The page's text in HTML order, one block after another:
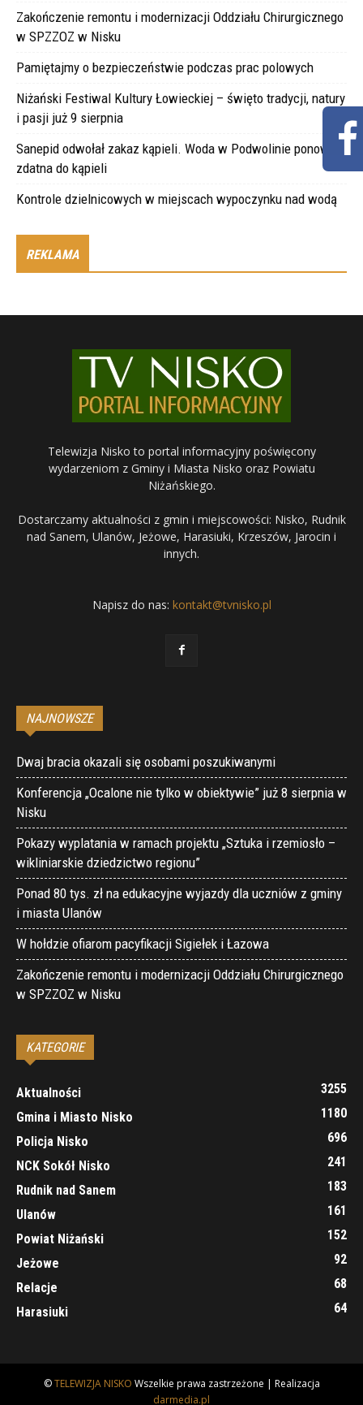
Zakończenie remontu i modernizacji Oddziału Chirurgicznego
w SPZZOZ w Nisku
Pamiętajmy o bezpieczeństwie podczas prac polowych
Niżański Festiwal Kultury Łowieckiej – święto tradycji, natury
i pasji już 9 sierpnia
Sanepid odwołał zakaz kąpieli. Woda w Podwolinie ponownie
zdatna do kąpieli
Kontrole dzielnicowych w miejscach wypoczynku nad wodą
REKLAMA
Telewizja Nisko to portal informacyjny poświęcony
wydarzeniom z Gminy i Miasta Nisko oraz Powiatu
Niżańskiego.
Dostarczamy aktualności z gmin i miejscowości: Nisko, Rudnik
nad Sanem, Ulanów, Jeżowe, Harasiuki, Krzeszów, Jarocin i
innych.
Napisz do nas: kontakt@tvnisko.pl
NAJNOWSZE
Dwaj bracia okazali się osobami poszukiwanymi
Konferencja „Ocalone nie tylko w obiektywie” już 8 sierpnia w
Nisku
Pokazy wyplatania w ramach projektu „Sztuka i rzemiosło –
wikliniarskie dziedzictwo regionu”
Ponad 80 tys. zł na edukacyjne wyjazdy dla uczniów z gminy
i miasta Ulanów
W hołdzie ofiarom pacyfikacji Sigiełek i Łazowa
Zakończenie remontu i modernizacji Oddziału Chirurgicznego
w SPZZOZ w Nisku
KATEGORIE
Aktualności
3255
Gmina i Miasto Nisko
1180
Policja Nisko
696
NCK Sokół Nisko
241
Rudnik nad Sanem
183
Ulanów
161
Powiat Niżański
152
Jeżowe
92
Relacje
68
Harasiuki
64
©TELEWIZJA NISKO Wszelkie prawa zastrzeżone | Realizacja
darmedia.pl